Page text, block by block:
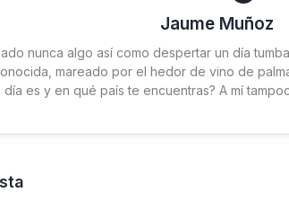
Jaume Muñoz
nunca algo así como despertar un día
mareado por el hedor de vino de
día es y en qué país te encuentras? A mí